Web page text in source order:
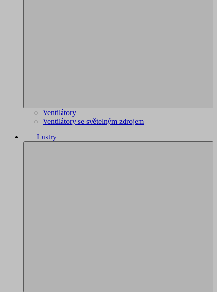
Ventilátory
Ventilátory se světelným zdrojem
Lustry